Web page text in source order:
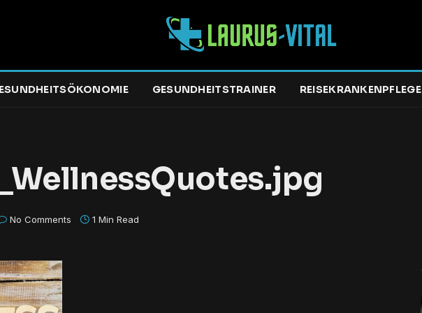
GESUNDHEITSTRAINER REISEKRANKENPFLEGE
No Comments 1 Min Read